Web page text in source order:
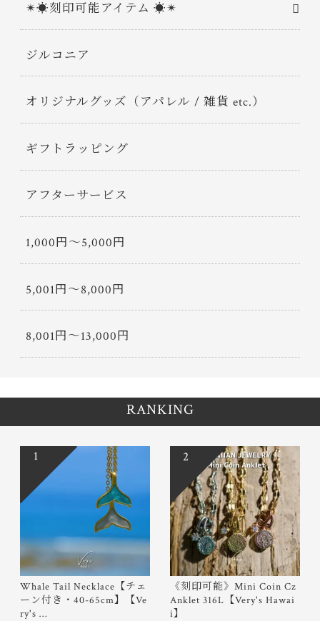
✴︎☀︎刻印可能アイテム ☀︎✴︎
ジルコニア
オリジナルグッズ（アパレル / 雑貨 etc.）
ギフトラッピング
アフターサービス
1,000円〜5,000円
5,001円〜8,000円
8,001円〜13,000円
RANKING
Whale Tail Necklace【チェ
ーン付き・40-65cm】【Ve
ry's …
1
《刻印可能》Mini Coin Cz
Anklet 316L【Very's Hawai
i】
2